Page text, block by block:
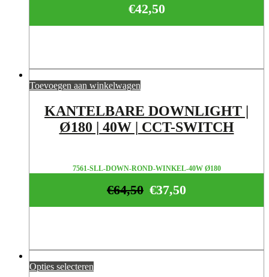
€42,50
Toevoegen aan winkelwagen
KANTELBARE DOWNLIGHT |
Ø180 | 40W | CCT-SWITCH
7561-SLL-DOWN-ROND-WINKEL-40W Ø180
€37,50
€64,50
Opties selecteren